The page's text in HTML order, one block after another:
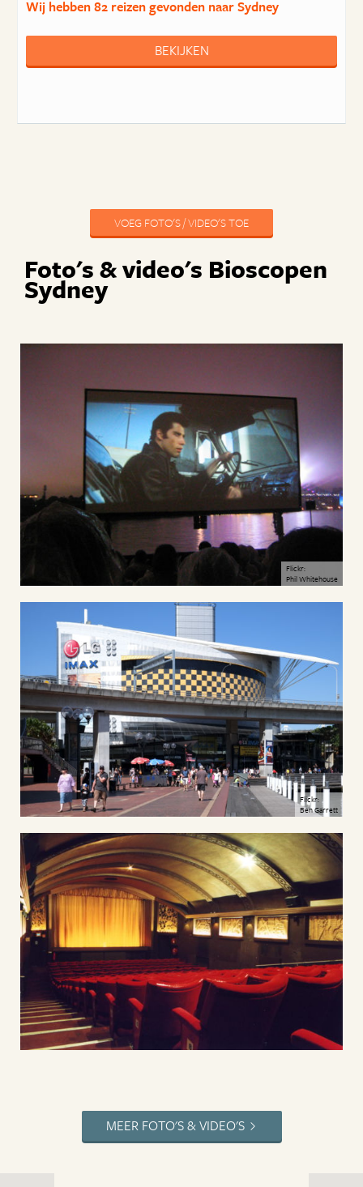
Wij hebben82 reizengevonden naar Sydney
BEKIJKEN
VOEG FOTO'S / VIDEO'S TOE
Foto's & video's Bioscopen
Sydney
Flickr:
Phil Whitehouse
Flickr:
Ben Garrett
MEER FOTO'S & VIDEO'S